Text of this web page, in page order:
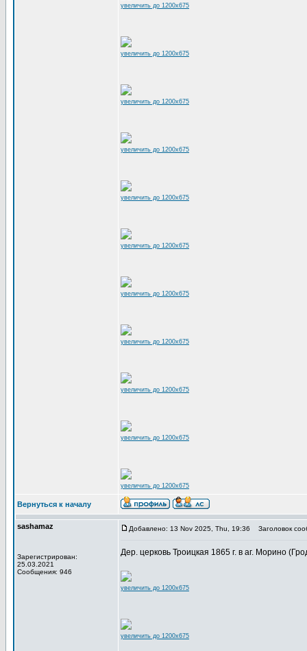
увеличить до 1200x675
увеличить до 1200x675
увеличить до 1200x675
увеличить до 1200x675
увеличить до 1200x675
увеличить до 1200x675
увеличить до 1200x675
увеличить до 1200x675
увеличить до 1200x675
увеличить до 1200x675
увеличить до 1200x675
Вернуться к началу
sashamaz
Зарегистрирован:
25.03.2021
Сообщения: 946
Добавлено: 13 Nov 2025, Thu, 19:36 Заголовок
Дер. церковь Троицкая 1865 г. в аг. Морино
увеличить до 1200x675
увеличить до 1200x675